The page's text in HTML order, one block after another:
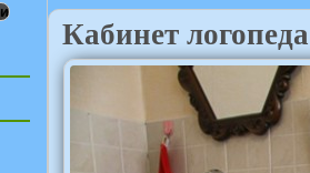
Кабинет логопеда